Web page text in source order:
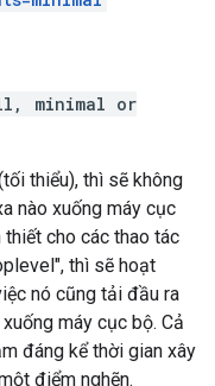
minimal or
thiểu), thì sẽ không
nào xuống máy cục
cho các thao tác
thì sẽ hoạt
nó cũng tải đầu ra
máy cục bộ. Cả
đáng kể thời gian xây
điểm nghẽn.